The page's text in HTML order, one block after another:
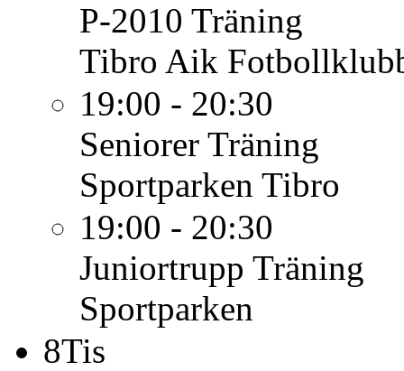
P-2010 Träning
Tibro Aik
19:00 - 20:30
Seniorer Träning
Sportparken Tibro
19:00 - 20:30
Juniortrupp Träning
Sportparken
8Tis